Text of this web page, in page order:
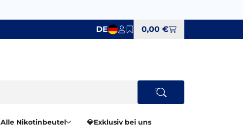
DE 0,00 €
Alle Nikotinbeutel
💎Exklusiv bei uns